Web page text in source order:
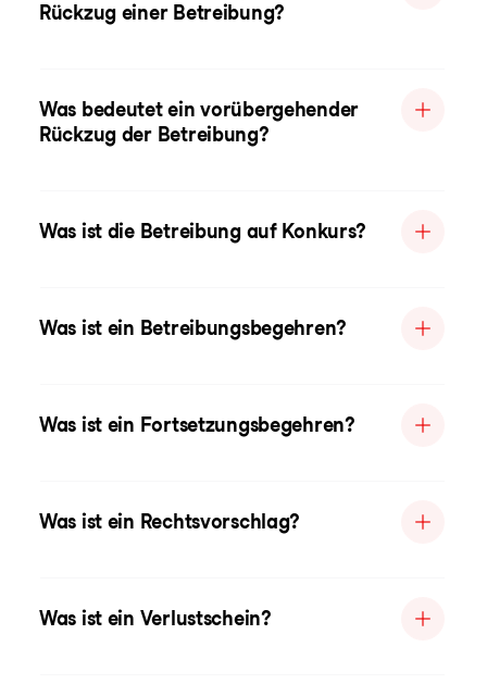
Rückzug einer Betreibung?
Was bedeutet ein vorübergehender
Rückzug der Betreibung?
Was ist die Betreibung auf Konkurs?
Was ist ein Betreibungsbegehren?
Was ist ein Fortsetzungsbegehren?
Was ist ein Rechtsvorschlag?
Was ist ein Verlustschein?